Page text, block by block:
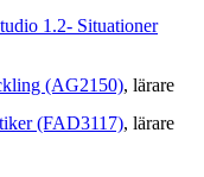
1.2- Situationer
(AG2150), lärare
(FAD3117), lärare